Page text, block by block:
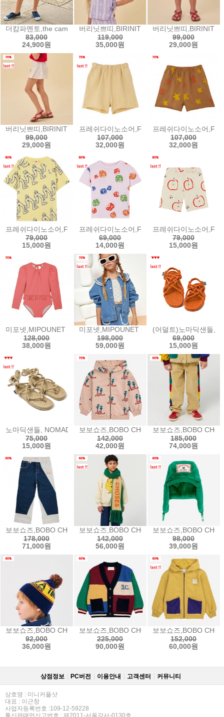
더캄파멘토,the campamento SHORTS숏TC-SS23-58세일상품교환,
83,000
24,900원
버리닛쁘띠,BIRINIT PETIT Lilly Flower vest
119,000
35,000원
버리닛쁘띠,BIRINIT
99,000
29,000원
버리닛쁘띠,BIRINIT PETIT Esteiro mini skirt / Mini falda Esteiro스커
99,000
29,000원
프레쉬다이노소어,FRESH DINOSAURS BIG
107,000
32,000원
프레쉬다이노소어
107,000
32,000원
프레쉬다이노소어,FRESH DINOSAURS LEGS OVERSIZE T-
79,000
15,000원
프레쉬다이노소어,FRESH DINOSAURS
69,000
14,000원
프레쉬다이노소어
79,000
15,000원
미포넷,MIPOUNET MACARENA LONG SLEEVE SWIMSUIT -
128,000
38,000원
미포넷,MIPOUNET CARINE COLLARED
198,000
59,000원
(어덜트)노마딕샌들,
69,000
15,000원
노마딕샌들, NOMADIC STATE OF MIND romano - camel노마딕 로
75,000
15,000원
보보쇼즈,BOBO CHOSES Dancing Giants
142,000
42,000원
보보쇼즈,BOBO
185,000
74,000원
보보쇼즈,BOBO CHOSES BC contrast color straight denim pants -
178,000
71,000원
보보쇼즈,BOBO CHOSES knitted scarf -
142,000
56,000원
보보쇼즈,BOBO
98,000
39,000원
보보쇼즈,BOBO CHOSES Once Upon a Time beanie원스어펀어타
92,000
36,000원
보보쇼즈,BOBO CHOSES B.C vintage color
225,000
90,000원
보보쇼즈,BOBO
152,000
60,000원
상점정보 PC버전 이용안내 고객센터 커뮤니티
상호명 : 미니커플샷
대표 : 이근창
사업자등록번호 :109-12-59228